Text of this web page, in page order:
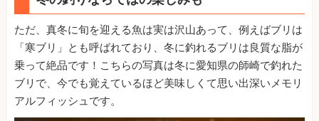
ただ、真冬に旬を迎える魚は実は沢山あって、例えばブリは
「寒ブリ」とも呼ばれており、冬に釣れるブリは良質な脂が
乗って絶品です！こちらの写真は冬に愛知県の師崎で釣れた
ブリで、今でも覚えているほど美味しくて思い出深いメモリ
アルフィッシュです。